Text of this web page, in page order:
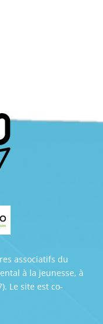
associatifs du
à la jeunesse, à
Le site est co-